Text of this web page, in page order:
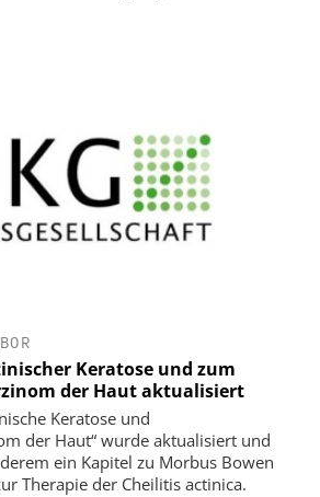
Keratose und zum
der Haut aktualisiert
Keratose und
der Haut“ wurde aktualisiert und
ein Kapitel zu Morbus Bowen
Therapie der Cheilitis actinica.